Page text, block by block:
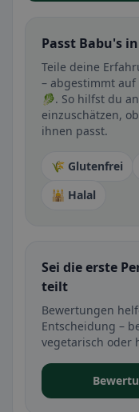
Passt Babu's
Teile deine
– abgestimmt
🥬. So hilfst du
einzuschätzen,
ihnen passt.
🌾 Glutenfrei
🕌 Halal
Sei die erste
teilt
Bewertungen
Entscheidung –
vegetarisch oder